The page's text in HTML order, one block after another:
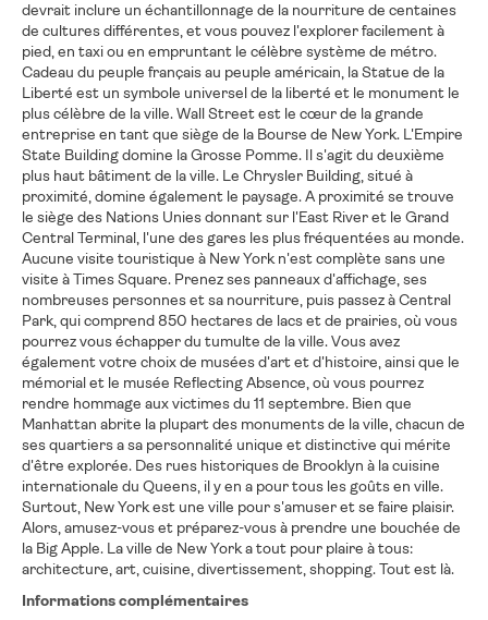
devrait inclure un échantillonnage de la nourriture de centaines
de cultures différentes, et vous pouvez l'explorer facilement à
pied, en taxi ou en empruntant le célèbre système de métro.
Cadeau du peuple français au peuple américain, la Statue de la
Liberté est un symbole universel de la liberté et le monument le
plus célèbre de la ville. Wall Street est le cœur de la grande
entreprise en tant que siège de la Bourse de New York. L'Empire
State Building domine la Grosse Pomme. Il s'agit du deuxième
plus haut bâtiment de la ville. Le Chrysler Building, situé à
proximité, domine également le paysage. A proximité se trouve
le siège des Nations Unies donnant sur l'East River et le Grand
Central Terminal, l'une des gares les plus fréquentées au monde.
Aucune visite touristique à New York n'est complète sans une
visite à Times Square. Prenez ses panneaux d'affichage, ses
nombreuses personnes et sa nourriture, puis passez à Central
Park, qui comprend 850 hectares de lacs et de prairies, où vous
pourrez vous échapper du tumulte de la ville. Vous avez
également votre choix de musées d'art et d'histoire, ainsi que le
mémorial et le musée Reflecting Absence, où vous pourrez
rendre hommage aux victimes du 11 septembre. Bien que
Manhattan abrite la plupart des monuments de la ville, chacun de
ses quartiers a sa personnalité unique et distinctive qui mérite
d'être explorée. Des rues historiques de Brooklyn à la cuisine
internationale du Queens, il y en a pour tous les goûts en ville.
Surtout, New York est une ville pour s'amuser et se faire plaisir.
Alors, amusez-vous et préparez-vous à prendre une bouchée de
la Big Apple. La ville de New York a tout pour plaire à tous:
architecture, art, cuisine, divertissement, shopping. Tout est là.
Informations complémentaires